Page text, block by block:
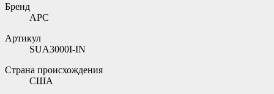
Бренд
APC
Артикул
SUA3000I-IN
Страна происхождения
США